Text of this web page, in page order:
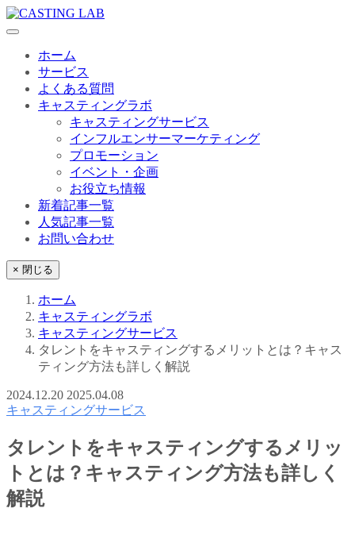
ホーム
サービス
よくある質問
キャスティングラボ
キャスティングサービス
インフルエンサーマーケティング
プロモーション
イベント・企画
お役立ち情報
新着記事一覧
人気記事一覧
お問い合わせ
× 閉じる
ホーム
キャスティングラボ
キャスティングサービス
タレントをキャスティングするメリットとは？キャス
ティング方法も詳しく解説
2024.12.20 2025.04.08
キャスティングサービス
タレントをキャスティングするメリッ
トとは？キャスティング方法も詳しく
解説